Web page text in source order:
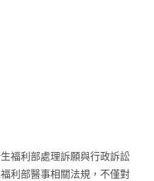
福利部處理訴願與行政訴訟
利部醫事相關法規，不僅對